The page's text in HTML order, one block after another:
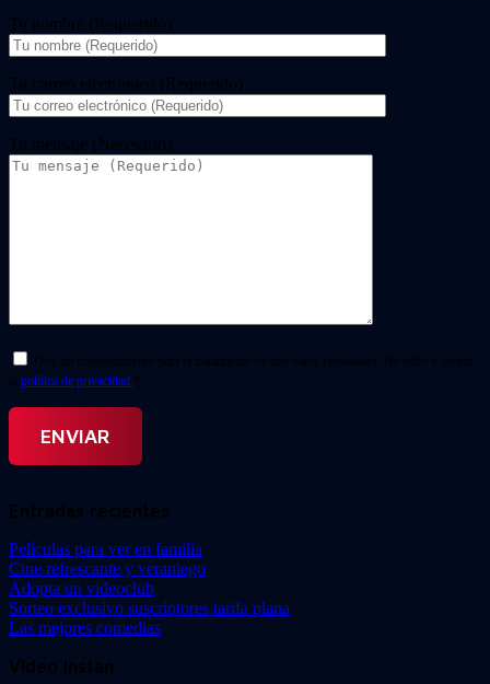
Tu nombre (Requerido)
Tu correo electrónico (Requerido)
Tu mensaje (Necesario)
Doy mi consentimiento para el tratamiento de mis datos personales. He leído y acepto
la política de privacidad. *
Entradas recientes
Películas para ver en familia
Cine refrescante y veraniego
Adopta un videoclub
Sorteo exclusivo suscriptores tarifa plana
Las mejores comedias
Video Instan